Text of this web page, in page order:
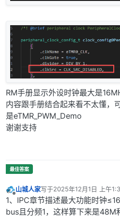
RM手册显示外设时钟最大是
内容跟手册结合起来看不太懂，
是eTMR_PWM_Demo
谢谢支持
离线
山城人家写于2025年12月1日 上午
最后由 编辑
1、IPC章节描述最大功能时钟
bus且分频1，这样算下来是48M